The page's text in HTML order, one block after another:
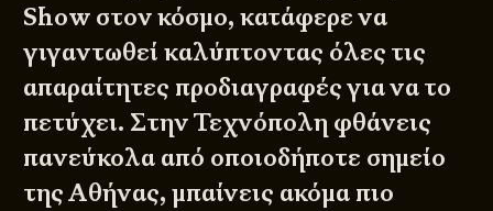
Show στον κόσμο, κατάφερε να
γιγαντωθεί καλύπτοντας όλες τις
απαραίτητες προδιαγραφές για να το
πετύχει. Στην Τεχνόπολη φθάνεις
πανεύκολα από οποιοδήποτε σημείο
της Αθήνας, μπαίνεις ακόμα πιο